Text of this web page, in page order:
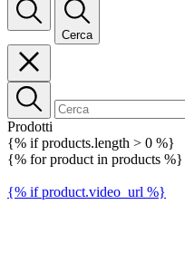
Cerca
Prodotti
{% if products.length > 0 %}
{% for product in products %}
{% if product.video_url %}